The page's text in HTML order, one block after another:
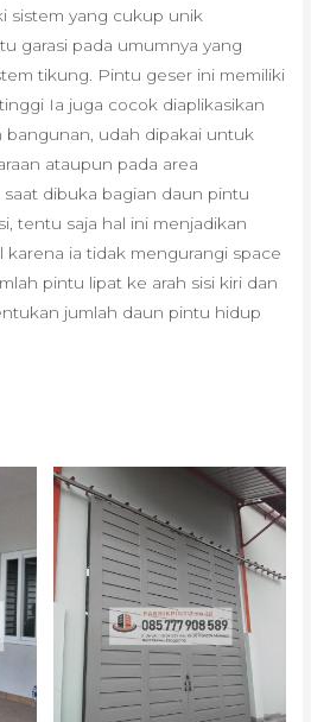
sistem yang cukup unik
garasi pada umumnya yang
tikung. Pintu geser ini memiliki
Ia juga cocok diaplikasikan
udah dipakai untuk
ataupun pada area
dibuka bagian daun pintu
tentu saja hal ini menjadikan
karena ia tidak mengurangi space
pintu lipat ke arah sisi kiri dan
jumlah daun pintu hidup